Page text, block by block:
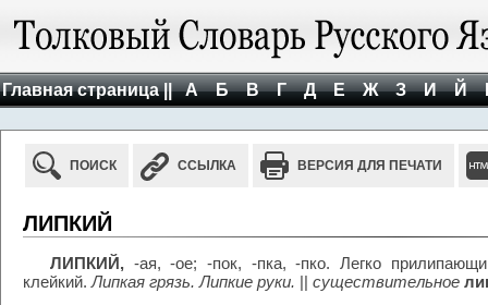
Главная страница || А Б В Г Д Е Ж З И Й
ПОИСК ССЫЛКА ВЕРСИЯ ДЛЯ ПЕЧАТИ
ЛИПКИЙ
ЛИПКИЙ, -ая, -ое; -пок, -пка, -пко. Легко
клейкий. Липкая грязь. Липкие руки. || существительное